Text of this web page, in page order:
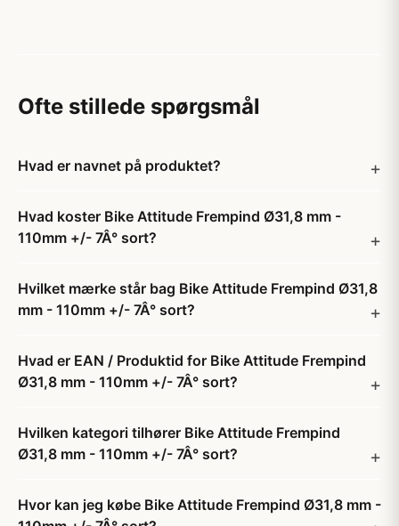
Ofte stillede spørgsmål
Hvad er navnet på produktet?
Hvad koster Bike Attitude Frempind Ø31,8 mm -
110mm +/- 7Â° sort?
Hvilket mærke står bag Bike Attitude Frempind Ø31,8
mm - 110mm +/- 7Â° sort?
Hvad er EAN / Produktid for Bike Attitude Frempind
Ø31,8 mm - 110mm +/- 7Â° sort?
Hvilken kategori tilhører Bike Attitude Frempind
Ø31,8 mm - 110mm +/- 7Â° sort?
Hvor kan jeg købe Bike Attitude Frempind Ø31,8 mm -